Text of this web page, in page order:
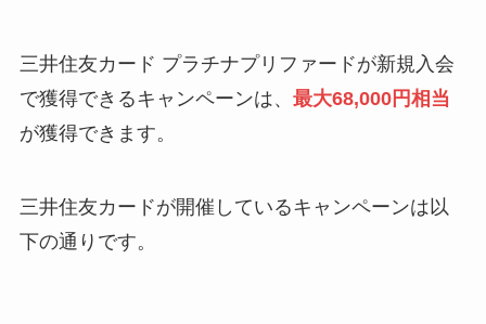
三井住友カード プラチナプリファードが新規入会
で獲得できるキャンペーンは、 最大68,000円相当
が獲得できます。
三井住友カードが開催しているキャンペーンは以
下の通りです。